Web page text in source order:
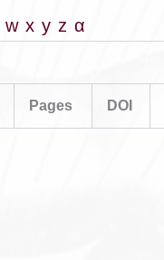
w x y z α
Pages DOI